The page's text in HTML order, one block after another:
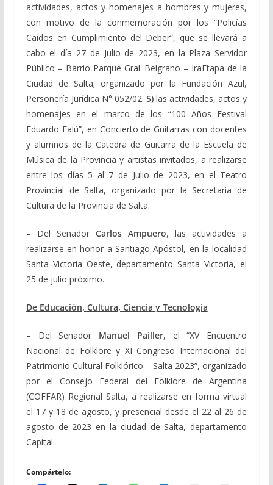
actividades, actos y homenajes a hombres y mujeres,
con motivo de la conmemoración por los “Policías
Caídos en Cumplimiento del Deber”, que se llevará a
cabo el día 27 de Julio de 2023, en la Plaza Servidor
Público – Barrio Parque Gral. Belgrano – IraEtapa de la
Ciudad de Salta; organizado por la Fundación Azul,
Personería Jurídica N° 052/02. 5)las actividades, actos y
homenajes en el marco de los “100 Años Festival
Eduardo Falú”, en Concierto de Guitarras con docentes
y alumnos de la Catedra de Guitarra de la Escuela de
Música de la Provincia y artistas invitados, a realizarse
entre los días 5 al 7 de Julio de 2023, en el Teatro
Provincial de Salta, organizado por la Secretaria de
Cultura de la Provincia de Salta.
– Del Senador Carlos Ampuero, las actividades a
realizarse en honor a Santiago Apóstol, en la localidad
Santa Victoria Oeste, departamento Santa Victoria, el
25 de julio próximo.
De Educación, Cultura, Ciencia y Tecnología
– Del Senador Manuel Pailler, el “XV Encuentro
Nacional de Folklore y XI Congreso Internacional del
Patrimonio Cultural Folklórico – Salta 2023”, organizado
por el Consejo Federal del Folklore de Argentina
(COFFAR) Regional Salta, a realizarse en forma virtual
el 17 y 18 de agosto, y presencial desde el 22 al 26 de
agosto de 2023 en la ciudad de Salta, departamento
Capital.
Compártelo: